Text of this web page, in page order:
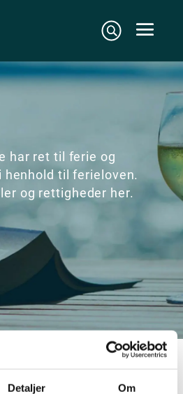
Detaljer Om
har ret til ferie og
til ferieloven.
og rettigheder her.